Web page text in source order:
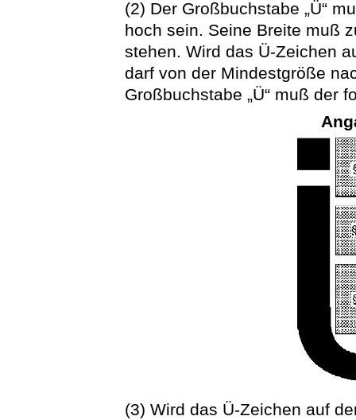
(2) Der Großbuchstabe „Ü“
hoch sein. Seine Breite muß
stehen. Wird das Ü-Zeichen
darf von der Mindestgröße
Großbuchstabe „Ü“ muß der
(3) Wird das Ü-Zeichen auf